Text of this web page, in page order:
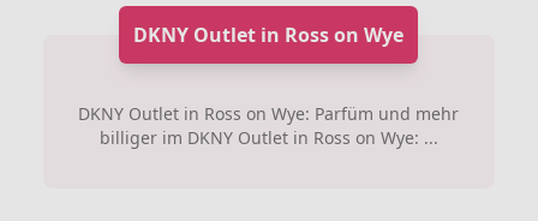
DKNY Outlet in Ross on Wye
DKNY Outlet in Ross on Wye: Parfüm und mehr
billiger im DKNY Outlet in Ross on Wye: ...